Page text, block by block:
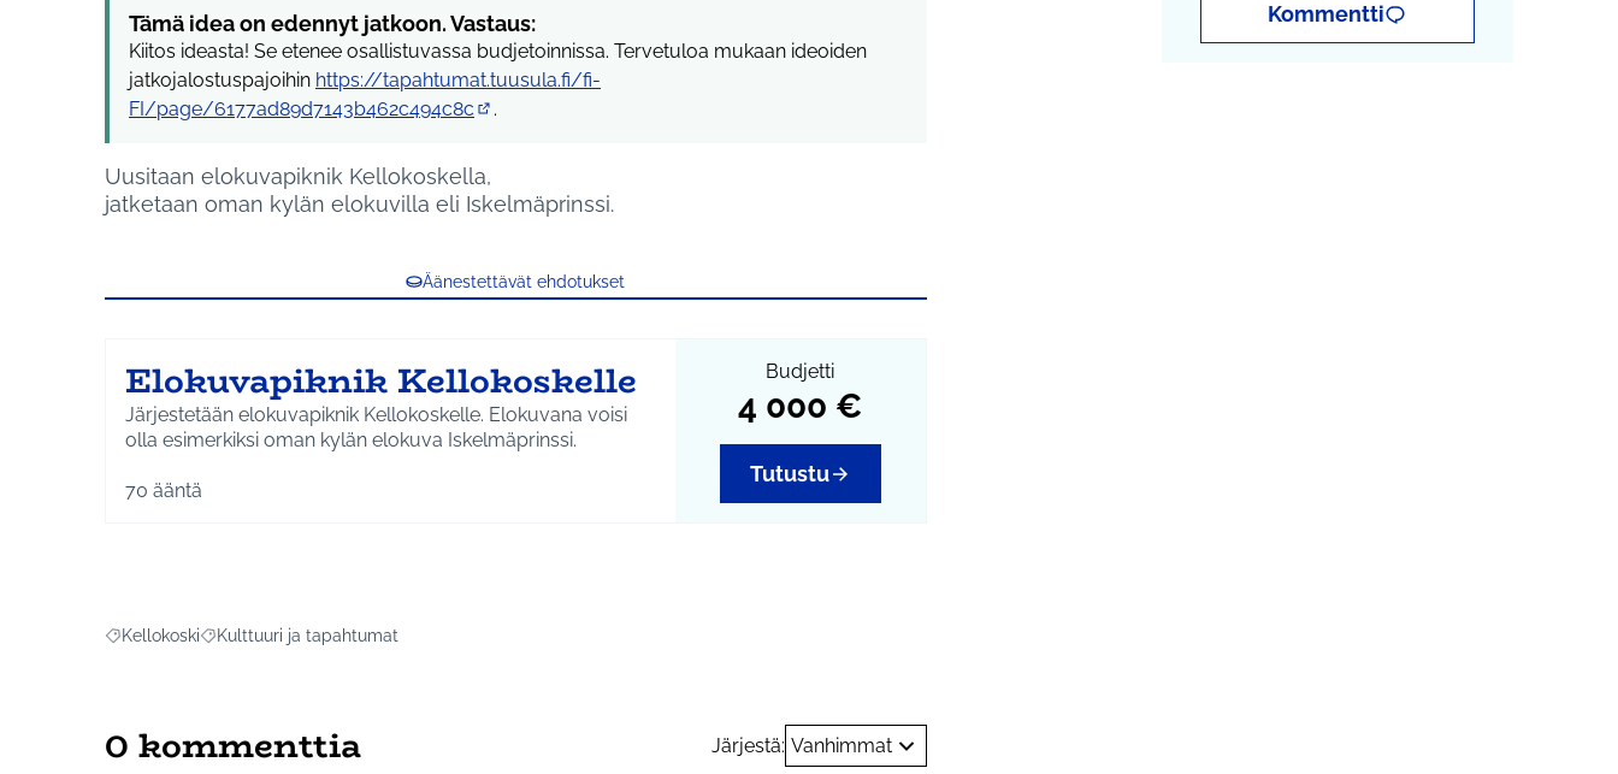
Tämä idea on edennyt jatkoon. Vastaus:
Kiitos ideasta! Se etenee osallistuvassa budjetoinnissa. Tervetuloa mukaan ideoiden
jatkojalostuspajoihin https://tapahtumat.tuusula.fi/fi-
FI/page/6177ad89d7143b462c494c8c
.
Uusitaan elokuvapiknik Kellokoskella,
jatketaan oman kylän elokuvilla eli Iskelmäprinssi.
Äänestettävät ehdotukset
Elokuvapiknik Kellokoskelle
Järjestetään elokuvapiknik Kellokoskelle. Elokuvana voisi
olla esimerkiksi oman kylän elokuva Iskelmäprinssi.
70 ääntä
Budjetti
4 000 €
Tutustu
Rajaa tulokset aihepiirin mukaan: Kellokoski
Kellokoski Rajaa tulokset teeman mukaan: Kulttuuri ja tapahtumat
Kulttuuri ja tapahtumat
Kommentti
0 kommenttia Järjestä: Vanhimmat